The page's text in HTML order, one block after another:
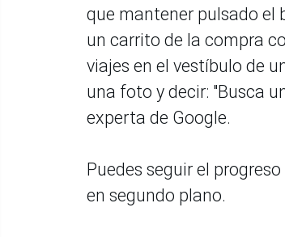
que mantener pulsado el
un carrito de la compra
viajes en el vestíbulo de
una foto y decir: "Busca
experta de Google.
Puedes seguir el
en segundo plano.